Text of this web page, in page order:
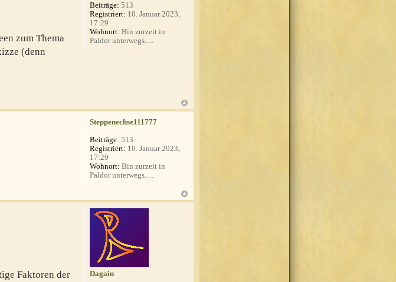
zum Thema
(denn
Beiträge: 513
Registriert: 10. Januar 2023,
17:29
Wohnort: Bin zurzeit in
Paldor unterwegs.....
Steppenechse111777
Beiträge: 513
Registriert: 10. Januar 2023,
17:29
Wohnort: Bin zurzeit in
Paldor unterwegs.....
Faktoren der
Dagain